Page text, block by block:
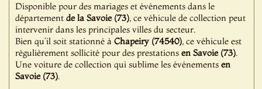
Disponible pour des mariages et événements dans le
départementde la Savoie (73), ce véhicule de collection peut
intervenir dans les principales villes du secteur.
Bien qu’il soit stationné àChapeiry (74540), ce véhicule est
régulièrement sollicité pour des prestationsen Savoie (73).
Une voiture de collection qui sublime les événementsen
Savoie (73).